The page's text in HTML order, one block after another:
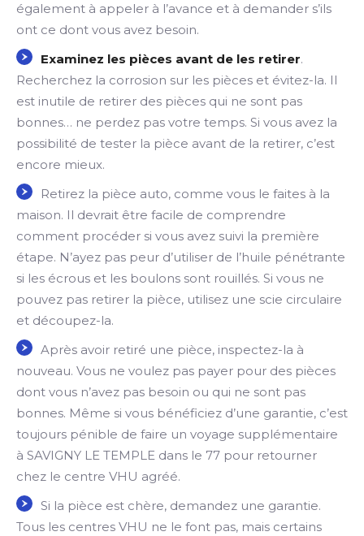
également à appeler à l’avance et à demander s’ils
ont ce dont vous avez besoin.
Examinez les pièces avant de les retirer.
Recherchez la corrosion sur les pièces et évitez-la. Il
est inutile de retirer des pièces qui ne sont pas
bonnes… ne perdez pas votre temps. Si vous avez la
possibilité de tester la pièce avant de la retirer, c’est
encore mieux.
Retirez la pièce auto, comme vous le faites à la
maison. Il devrait être facile de comprendre
comment procéder si vous avez suivi la première
étape. N’ayez pas peur d’utiliser de l’huile pénétrante
si les écrous et les boulons sont rouillés. Si vous ne
pouvez pas retirer la pièce, utilisez une scie circulaire
et découpez-la.
Après avoir retiré une pièce, inspectez-la à
nouveau. Vous ne voulez pas payer pour des pièces
dont vous n’avez pas besoin ou qui ne sont pas
bonnes. Même si vous bénéficiez d’une garantie, c’est
toujours pénible de faire un voyage supplémentaire
à SAVIGNY LE TEMPLE dans le 77 pour retourner
chez le centre VHU agréé.
Si la pièce est chère, demandez une garantie.
Tous les centres VHU ne le font pas, mais certains